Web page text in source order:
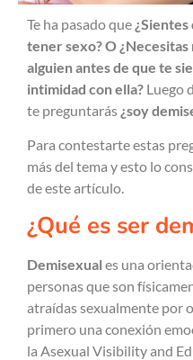
Te ha pasado que
tener sexo? O
alguien antes de que te
intimidad con ella? Luego
te preguntarás ¿soy
Para contestarte estas
más del tema y esto lo
de este artículo.
¿Qué es ser
Demisexual es una
personas que son
atraídas sexualmente por
primero una conexión
la Asexual Visibility and